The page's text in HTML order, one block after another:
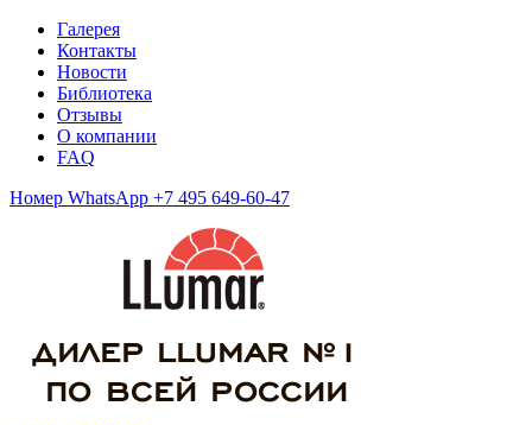
Галерея
Контакты
Новости
Библиотека
Отзывы
О компании
FAQ
Номер WhatsApp +7 495 649-60-47